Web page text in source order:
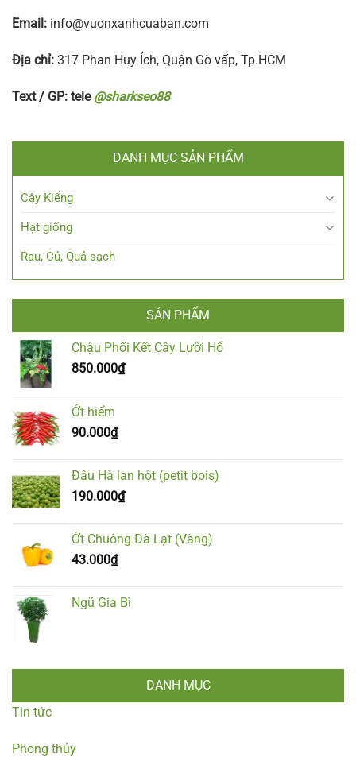
Email: info@vuonxanhcuaban.com
Địa chỉ: 317 Phan Huy Ích, Quận Gò vấp, Tp.HCM
Text / GP: tele @sharkseo88
DANH MỤC SẢN PHẨM
Cây Kiểng
Hạt giống
Rau, Củ, Quả sạch
SẢN PHẨM
Chậu Phối Kết Cây Lưỡi Hổ
850.000₫
Ớt hiểm
90.000₫
Đậu Hà lan hột (petit bois)
190.000₫
Ớt Chuông Đà Lạt (Vàng)
43.000₫
Ngũ Gia Bì
DANH MỤC
Tin tức
Phong thủy